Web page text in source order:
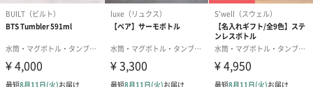
プです。
2つの異なる強度を選ぶことが出来るので、トレーニング方法や筋
力に合わせたトレーニングが可能です。
これ一本で上半身から下半身まで、全身のトレーニングが可能で